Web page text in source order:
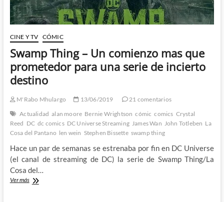
CINE Y TV CÓMIC
Swamp Thing – Un comienzo mas que
prometedor para una serie de incierto
destino
M'Rabo Mhulargo 13/06/2019
21 comentarios
Actualidad alan moore Bernie Wrightson cómic comics Crystal
Reed DC dc comics DC Universe Streaming James Wan John Totleben La
Cosa del Pantano len wein Stephen Bissette swamp thing
Hace un par de semanas se estrenaba por fin en DC Universe
(el canal de streaming de DC) la serie de Swamp Thing/La
Cosa del…
Ver másSwamp